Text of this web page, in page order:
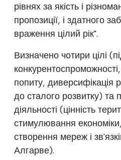
рівнях за якість і
пропозиції, і здатного
враження цілий рік".
Визначено чотири цілі
попиту, диверсифікація
до сталого розвитку) та
діяльності (цінність
стимулювання
створення мереж і
Алгарве).